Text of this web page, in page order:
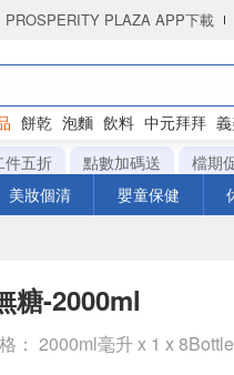
PROSPERITY PLAZA APP下載
餅乾 泡麵 飲料 中元拜拜
件五折 點數加碼送
檔期
美妝個清 嬰童保健
糖-2000ml
： 2000ml毫升 x 1 x